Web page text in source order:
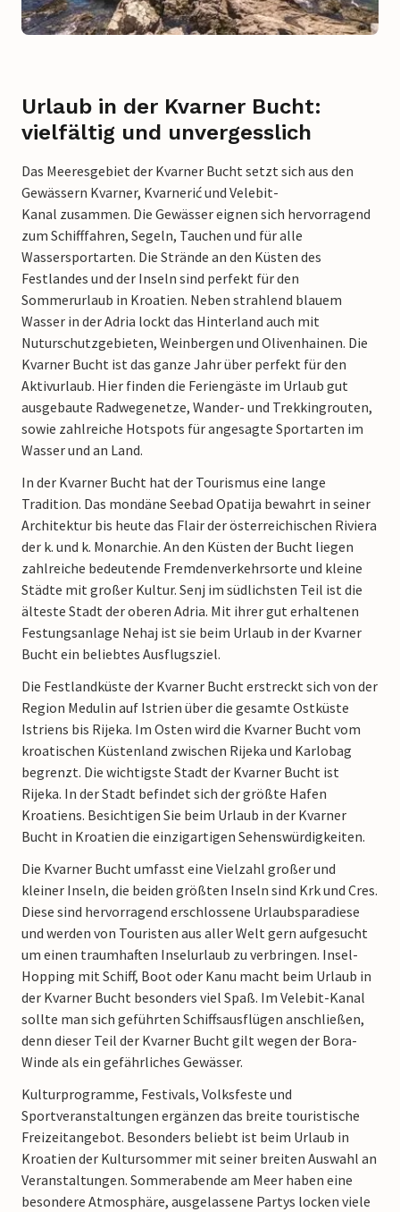
Urlaub in der Kvarner Bucht:
vielfältig und unvergesslich
Das Meeresgebiet der Kvarner Bucht setzt sich aus den
Gewässern Kvarner, Kvarnerić und Velebit-
Kanal zusammen. Die Gewässer eignen sich hervorragend
zum Schifffahren, Segeln, Tauchen und für alle
Wassersportarten. Die Strände an den Küsten des
Festlandes und der Inseln sind perfekt für den
Sommerurlaub in Kroatien. Neben strahlend blauem
Wasser in der Adria lockt das Hinterland auch mit
Nuturschutzgebieten, Weinbergen und Olivenhainen. Die
Kvarner Bucht ist das ganze Jahr über perfekt für den
Aktivurlaub. Hier finden die Feriengäste im Urlaub gut
ausgebaute Radwegenetze, Wander- und Trekkingrouten,
sowie zahlreiche Hotspots für angesagte Sportarten im
Wasser und an Land.
In der Kvarner Bucht hat der Tourismus eine lange
Tradition. Das mondäne Seebad Opatija bewahrt in seiner
Architektur bis heute das Flair der österreichischen Riviera
der k. und k. Monarchie. An den Küsten der Bucht liegen
zahlreiche bedeutende Fremdenverkehrsorte und kleine
Städte mit großer Kultur. Senj im südlichsten Teil ist die
älteste Stadt der oberen Adria. Mit ihrer gut erhaltenen
Festungsanlage Nehaj ist sie beim Urlaub in der Kvarner
Bucht ein beliebtes Ausflugsziel.
Die Festlandküste der Kvarner Bucht erstreckt sich von der
Region Medulin auf Istrien über die gesamte Ostküste
Istriens bis Rijeka. Im Osten wird die Kvarner Bucht vom
kroatischen Küstenland zwischen Rijeka und Karlobag
begrenzt. Die wichtigste Stadt der Kvarner Bucht ist
Rijeka. In der Stadt befindet sich der größte Hafen
Kroatiens. Besichtigen Sie beim Urlaub in der Kvarner
Bucht in Kroatien die einzigartigen Sehenswürdigkeiten.
Die Kvarner Bucht umfasst eine Vielzahl großer und
kleiner Inseln, die beiden größten Inseln sind Krk und Cres.
Diese sind hervorragend erschlossene Urlaubsparadiese
und werden von Touristen aus aller Welt gern aufgesucht
um einen traumhaften Inselurlaub zu verbringen. Insel-
Hopping mit Schiff, Boot oder Kanu macht beim Urlaub in
der Kvarner Bucht besonders viel Spaß. Im Velebit-Kanal
sollte man sich geführten Schiffsausflügen anschließen,
denn dieser Teil der Kvarner Bucht gilt wegen der Bora-
Winde als ein gefährliches Gewässer.
Kulturprogramme, Festivals, Volksfeste und
Sportveranstaltungen ergänzen das breite touristische
Freizeitangebot. Besonders beliebt ist beim Urlaub in
Kroatien der Kultursommer mit seiner breiten Auswahl an
Veranstaltungen. Sommerabende am Meer haben eine
besondere Atmosphäre, ausgelassene Partys locken viele